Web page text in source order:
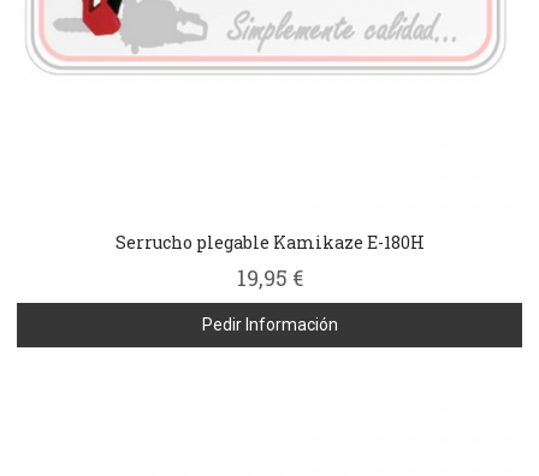
Serrucho plegable Kamikaze E-180H
19,95 €
Pedir Información